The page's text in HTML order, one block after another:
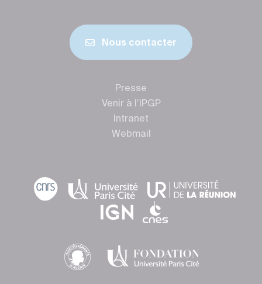
Nous contacter
Presse
Venir à l’IPGP
Intranet
Webmail